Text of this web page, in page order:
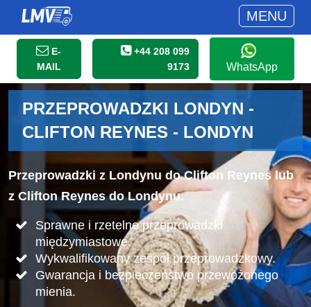
MENU
E-
MAIL
+44 208 099
9173
WhatsApp
PRZEPROWADZKI LONDYN -
CLIFTON REYNES - LONDYN
Przeprowadzki z Londynu do Clifton Reynes lub
z Clifton Reynes do Londynu.
Sprawne i rzetelne przeprowadzki
międzymiastowe.
Wykwalifikowany zespół przeprowadzkowy.
Gwarancja i bezpieczeństwo przewożonego
mienia.